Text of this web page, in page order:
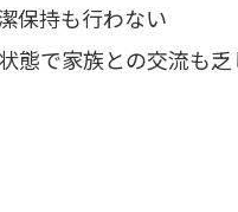
保持も行わない
態で家族との交流も